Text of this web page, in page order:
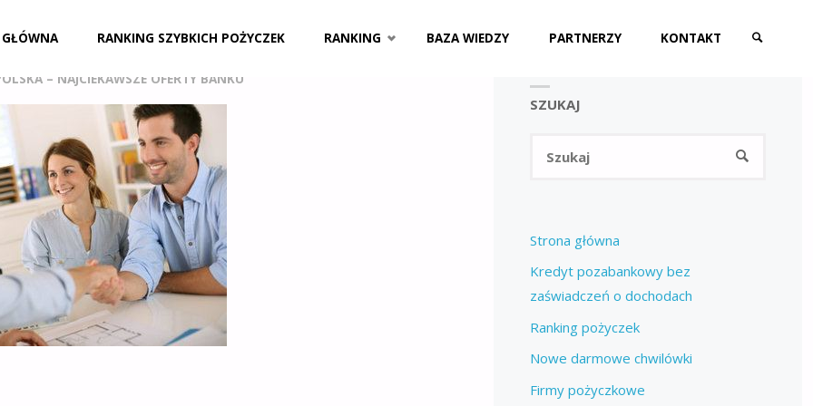
RANKING SZYBKICH POŻYCZEK RANKING BAZA WIEDZY PARTNERZY KONTAKT
– NAJCIEKAWSZE OFERTY BANKU
SZUKAJ
SZUKAJ
Strona główna
Kredyt pozabankowy bez
zaświadczeń o dochodach
Ranking pożyczek
Nowe darmowe chwilówki
Firmy pożyczkowe